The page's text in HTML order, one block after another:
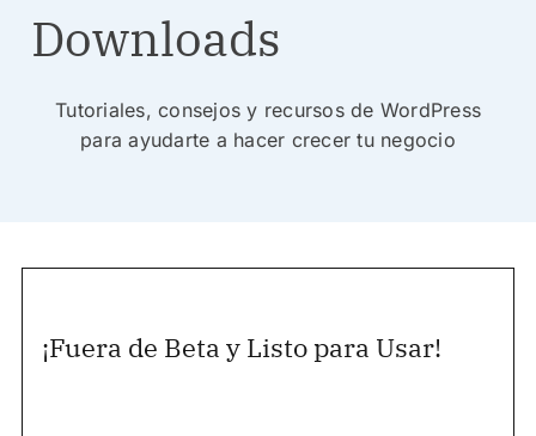
Downloads
Tutoriales, consejos y recursos de WordPress
para ayudarte a hacer crecer tu negocio
¡Fuera de Beta y Listo para Usar!